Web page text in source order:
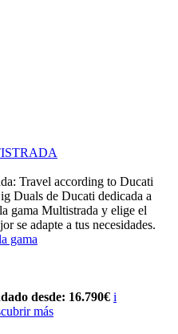
Travel according to Ducati
Duals de Ducati dedicada a
gama Multistrada y elige el
se adapte a tus necesidades.
gama
desde: 16.790€ i
más